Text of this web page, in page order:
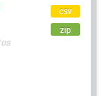
csv
zip